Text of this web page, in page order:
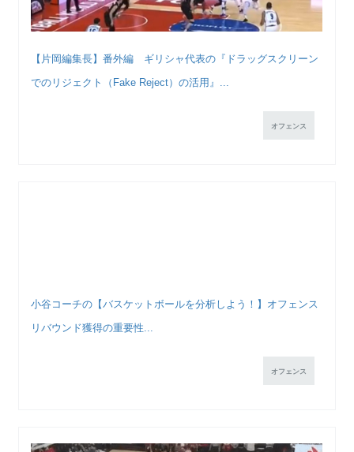
【片岡編集長】番外編 ギリシャ代表の『ドラッグスクリーン
でのリジェクト（Fake Reject）の活用』...
オフェンス
小谷コーチの【バスケットボールを分析しよう！】オフェンス
リバウンド獲得の重要性...
オフェンス